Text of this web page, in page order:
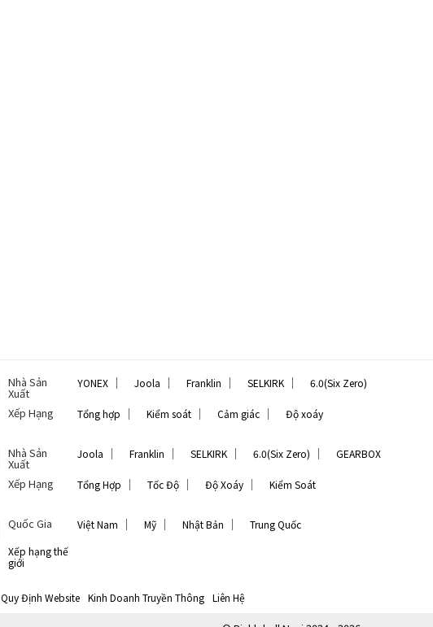
Nhà Sản
Xuất
YONEX ｜ Joola ｜ Franklin ｜ SELKIRK｜ 6.0(Six Zero)
Xếp Hạng Tổng hợp ｜ Kiểm soát ｜ Cảm giác ｜ Độ xoáy
Nhà Sản
Xuất
Joola ｜ Franklin ｜ SELKIRK｜ 6.0(Six Zero) ｜ GEARBOX
Xếp Hạng Tổng Hợp ｜ Tốc Độ ｜ Độ Xoáy ｜ Kiểm Soát
Quốc Gia Việt Nam ｜ Mỹ ｜ Nhật Bản ｜
Trung Quốc
Xếp hạng thế
giới
Quy Định Website Kinh Doanh Truyền Thông Liên Hệ